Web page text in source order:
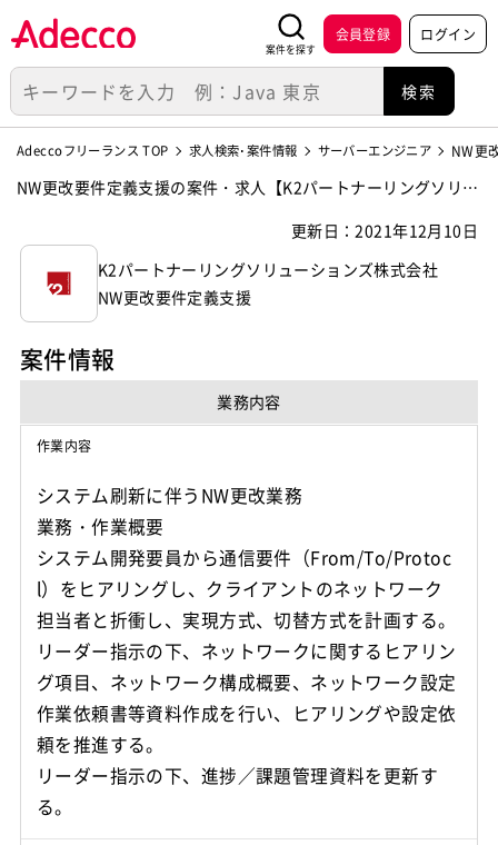
案件を探す
会員登録 ログイン
Adeccoフリーランス TOP 求人検索･案件情報 サーバーエンジニア NW更
NW更改要件定義支援の案件・求人【K2パートナーリングソリュ
更新日：2021年12月10日
K2パートナーリングソリューションズ株式会社
NW更改要件定義支援
案件情報
業務内容
作業内容
システム刷新に伴うNW更改業務
業務・作業概要
システム開発要員から通信要件（From/To/Protoc
l）をヒアリングし、クライアントのネットワーク
担当者と折衝し、実現方式、切替方式を計画する。
リーダー指示の下、ネットワークに関するヒアリン
グ項目、ネットワーク構成概要、ネットワーク設定
作業依頼書等資料作成を行い、ヒアリングや設定依
頼を推進する。
リーダー指示の下、進捗／課題管理資料を更新す